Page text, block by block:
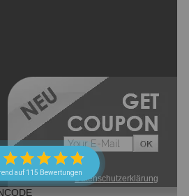
auf 115 Bewertungen
->Datenschutzerklärung